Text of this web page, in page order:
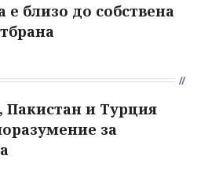
е близо до собствена
Пакистан и Турция
за